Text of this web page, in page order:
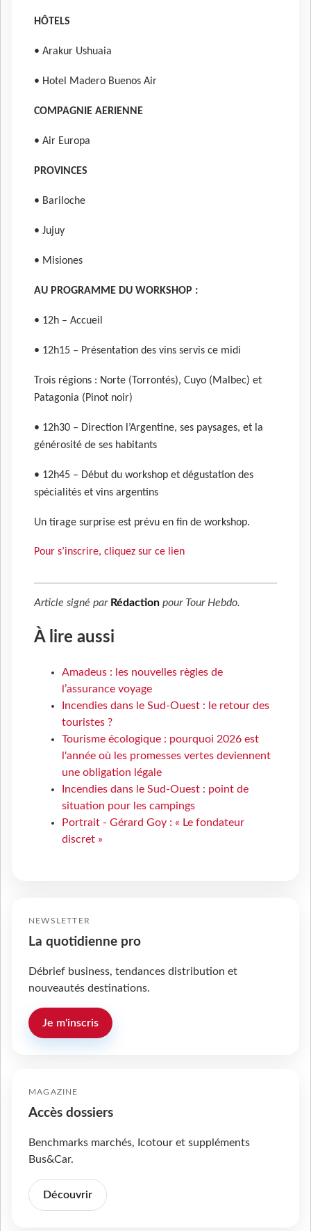
HÔTELS
• Arakur Ushuaia
• Hotel Madero Buenos Air
COMPAGNIE AERIENNE
• Air Europa
PROVINCES
• Bariloche
• Jujuy
• Misiones
AU PROGRAMME DU WORKSHOP :
• 12h – Accueil
• 12h15 – Présentation des vins servis ce midi
Trois régions : Norte (Torrontés), Cuyo (Malbec) et
Patagonia (Pinot noir)
• 12h30 – Direction l’Argentine, ses paysages, et la
générosité de ses habitants
• 12h45 – Début du workshop et dégustation des
spécialités et vins argentins
Un tirage surprise est prévu en fin de workshop.
Pour s’inscrire, cliquez sur ce lien
Article signé par Rédaction pour Tour Hebdo.
À lire aussi
Amadeus : les nouvelles règles de
l’assurance voyage
Incendies dans le Sud-Ouest : le retour des
touristes ?
Tourisme écologique : pourquoi 2026 est
l'année où les promesses vertes deviennent
une obligation légale
Incendies dans le Sud-Ouest : point de
situation pour les campings
Portrait - Gérard Goy : « Le fondateur
discret »
NEWSLETTER
La quotidienne pro
Débrief business, tendances distribution et
nouveautés destinations.
Je m'inscris
MAGAZINE
Accès dossiers
Benchmarks marchés, Icotour et suppléments
Bus&Car.
Découvrir